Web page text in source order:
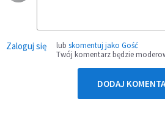
Zaloguj się lub skomentuj jako Gość
Twój komentarz będzie
DODAJ